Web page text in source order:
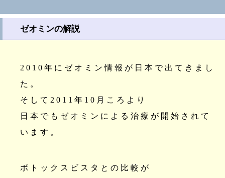
ゼオミンの解説
2010年にゼオミン情報が日本で出てきまし
た。
そして2011年10月ころより
日本でもゼオミンによる治療が開始されて
います。
ボトックスビスタとの比較が